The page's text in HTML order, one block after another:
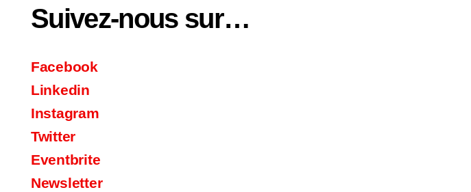
Suivez-nous sur…
Facebook
Linkedin
Instagram
Twitter
Eventbrite
Newsletter